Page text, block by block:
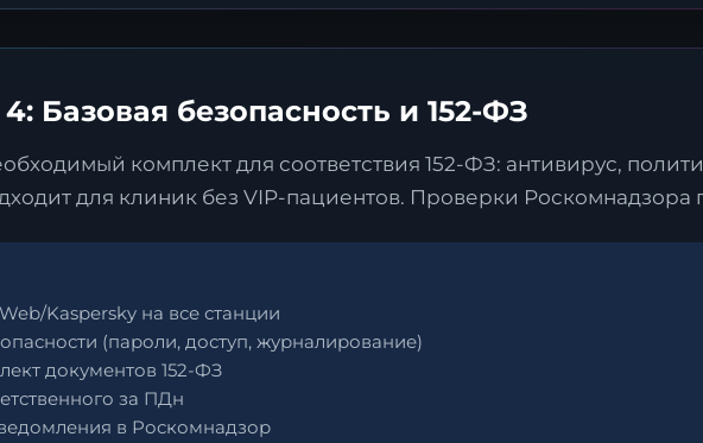
Базовая безопасность и 152-ФЗ
комплект для соответствия 152-ФЗ: антивирус,
для клиник без VIP-пациентов. Проверки Роскомнадзора
Kaspersky на все станции
(пароли, доступ, журналирование)
документов 152-ФЗ
за ПДн
в Роскомнадзор